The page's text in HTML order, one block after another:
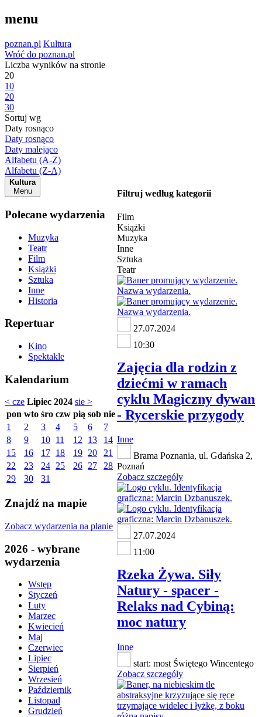
menu
poznan.pl Kultura
Wróć do poznan.pl
Liczba wyników na stronie
20
10
20
30
Sortuj wg
Daty rosnąco
Daty rosnąco
Daty malejąco
Alfabetu (A-Z)
Alfabetu (Z-A)
Kultura
Menu
Polecane wydarzenia
Muzyka
Teatr
Film
Książki
Sztuka
Inne
Historia
Repertuar
Kino
Spektakle
Kalendarium
< cze Lipiec 2024 sie >
pon wto śro czw pią sob nie
1
2 3 4 5 6
7
8
9 10 11 12 13
14
15
16 17 18 19 20
21
22
23 24 25 26 27
28
29
30 31
Znajdź na mapie
Zobacz wydarzenia na planie
2026 - wybrane
wydarzenia
Wstęp
Styczeń
Luty
Marzec
Kwiecień
Maj
Czerwiec
Lipiec
Sierpień
Wrzesień
Październik
Listopad
Grudzień
Filtruj według kategorii
Film
Książki
Muzyka
Inne
Sztuka
Teatr
27.07.2024
10:30
Zajęcia dla rodzin z
dziećmi w ramach
cyklu Magiczny dywan
- Rycerskie przygody
Inne
Brama Poznania, ul. Gdańska 2,
Poznań
Zobacz szczegóły
27.07.2024
11:00
Rzeka Żywa. Siły
Natury - spacer -
Relaks nad Cybiną:
moc natury
Inne
start: most Świętego Wincentego
Zobacz szczegóły